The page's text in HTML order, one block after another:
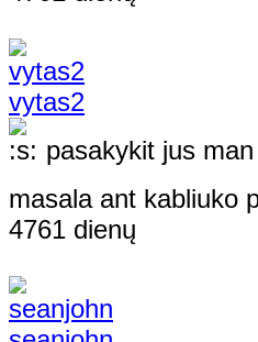
vytas2
pasakykit jus
masala ant kabliuko
4761 dienų